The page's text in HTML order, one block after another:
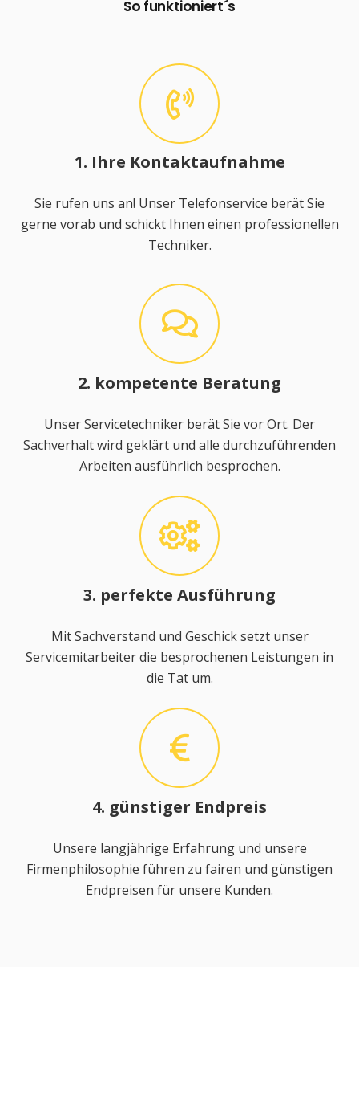
So funktioniert´s
1. Ihre Kontaktaufnahme
Sie rufen uns an! Unser Telefonservice berät Sie
gerne vorab und schickt Ihnen einen professionellen
Techniker.
2. kompetente Beratung
Unser Servicetechniker berät Sie vor Ort. Der
Sachverhalt wird geklärt und alle durchzuführenden
Arbeiten ausführlich besprochen.
3. perfekte Ausführung
Mit Sachverstand und Geschick setzt unser
Servicemitarbeiter die besprochenen Leistungen in
die Tat um.
4. günstiger Endpreis
Unsere langjährige Erfahrung und unsere
Firmenphilosophie führen zu fairen und günstigen
Endpreisen für unsere Kunden.